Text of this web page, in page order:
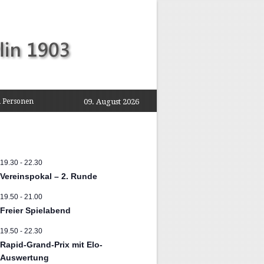
09. August 2026
Personen
19.30 - 22.30
Vereinspokal – 2. Runde
19.50 - 21.00
Freier Spielabend
19.50 - 22.30
Rapid-Grand-Prix mit Elo-
Auswertung